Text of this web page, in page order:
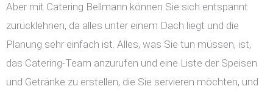
Aber mit Catering Bellmann können Sie sich entspannt
zurücklehnen, da alles unter einem Dach liegt und die
Planung sehr einfach ist. Alles, was Sie tun müssen, ist,
das Catering-Team anzurufen und eine Liste der Speisen
und Getränke zu erstellen, die Sie servieren möchten, und